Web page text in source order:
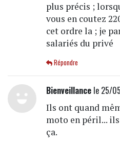
plus précis ;
vous en coutez
cet ordre la ; je
salariés du privé
Répondre
Bienveillancele 25/
Ils ont quand
moto en péril...
ça.